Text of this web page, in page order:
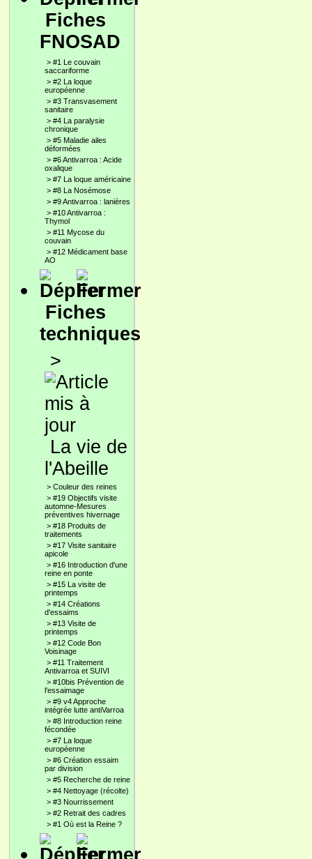
Fiches
FNOSAD
> #1 Le couvain
saccariforme
> #2 La loque
européenne
> #3 Transvasement
sanitaire
> #4 La paralysie
chronique
> #5 Maladie ailes
déformées
> #6 Antivarroa : Acide
oxalique
> #7 La loque américaine
> #8 La Nosémose
> #9 Antivarroa : lanières
> #10 Antivarroa :
Thymol
> #11 Mycose du
couvain
> #12 Médicament base
AO
Fiches
techniques
>
La vie de
l'Abeille
> Couleur des reines
> #19 Objectifs visite
automne-Mesures
préventives hivernage
> #18 Produits de
traitements
> #17 Visite sanitaire
apicole
> #16 Introduction d'une
reine en ponte
> #15 La visite de
printemps
> #14 Créations
d'essaims
> #13 Visite de
printemps
> #12 Code Bon
Voisinage
> #11 Traitement
Antivarroa et SUIVI
> #10bis Prévention de
l'essaimage
> #9 v4 Approche
intégrée lutte antiVarroa
> #8 Introduction reine
fécondée
> #7 La loque
européenne
> #6 Création essaim
par division
> #5 Recherche de reine
> #4 Nettoyage (récolte)
> #3 Nourrissement
> #2 Retrait des cadres
> #1 Où est la Reine ?